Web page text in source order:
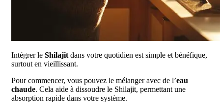
Intégrer le Shilajit dans votre quotidien est simple et bénéfique,
surtout en vieillissant.
Pour commencer, vous pouvez le mélanger avec de l’eau
chaude. Cela aide à dissoudre le Shilajit, permettant une
absorption rapide dans votre système.